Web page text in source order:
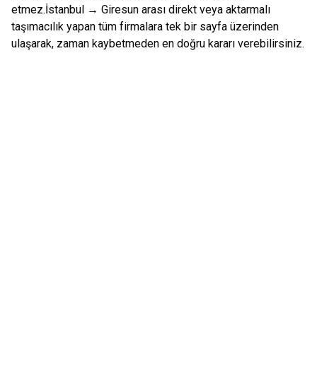
etmez.İstanbul → Giresun arası direkt veya aktarmalı
taşımacılık yapan tüm firmalara tek bir sayfa üzerinden
ulaşarak, zaman kaybetmeden en doğru kararı verebilirsiniz.